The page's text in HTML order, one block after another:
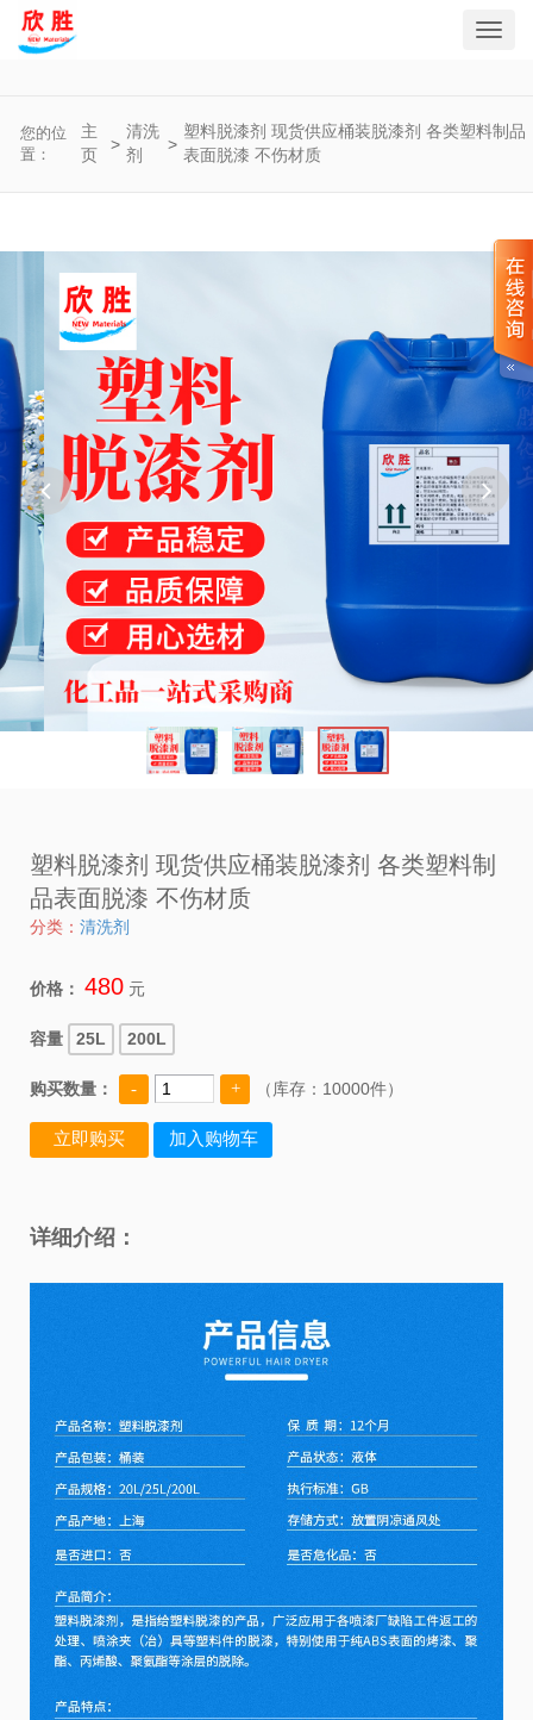
您的位
置：
主
页
>
清洗
剂
>
塑料脱漆剂 现货供应桶装脱漆剂 各类塑料制品
表面脱漆 不伤材质
塑料脱漆剂 现货供应桶装脱漆剂 各类塑料制
品表面脱漆 不伤材质
分类： 清洗剂
价格： 480 元
容量 25L 200L
购买数量： （库存： 10000件）
详细介绍：